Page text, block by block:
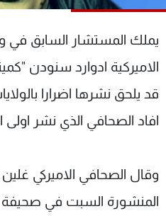
يملك المستشار السابق في
الاميركية ادوارد سنودن
قد يلحق نشرها اضرارا
افاد الصحافي الذي نشر
وقال الصحافي الاميركي
المنشورة السبت في صحيفة
شاهد البرامج
عن MTV
الإنـتـاج
لاعلاناتكم
شروط